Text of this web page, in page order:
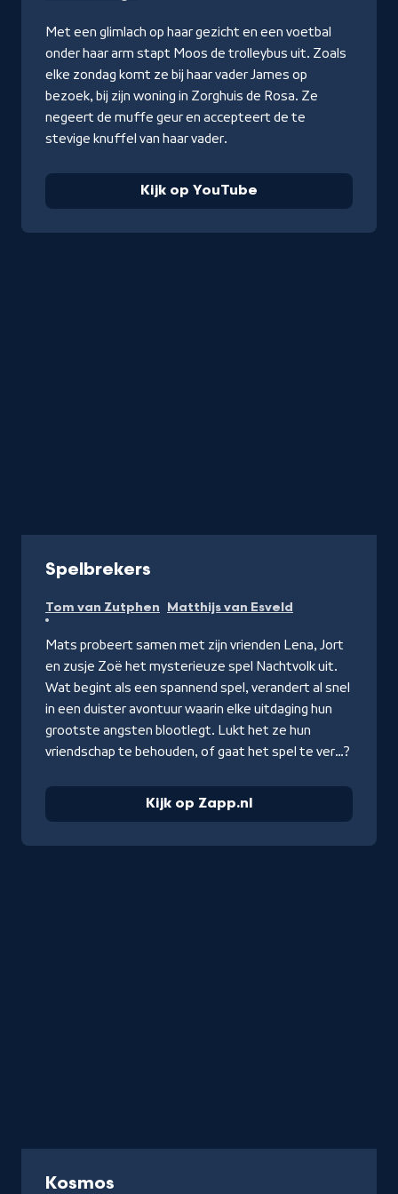
YouTube
Met een glimlach op haar gezicht en een voetbal
onder haar arm stapt Moos de trolleybus uit. Zoals
elke zondag komt ze bij haar vader James op
bezoek, bij zijn woning in Zorghuis de Rosa. Ze
negeert de muffe geur en accepteert de te
stevige knuffel van haar vader.
Kijk op YouTube
Spelbrekers
op
Zapp.nl
Tom van Zutphen Matthijs van Esveld
Mats probeert samen met zijn vrienden Lena, Jort
en zusje Zoë het mysterieuze spel Nachtvolk uit.
Wat begint als een spannend spel, verandert al snel
in een duister avontuur waarin elke uitdaging hun
grootste angsten blootlegt. Lukt het ze hun
vriendschap te behouden, of gaat het spel te ver…?
Kijk op Zapp.nl
Kosmos